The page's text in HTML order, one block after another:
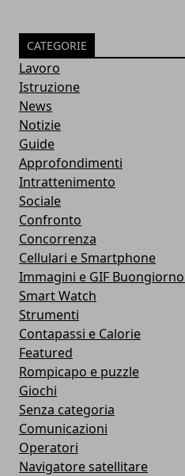
CATEGORIE
Lavoro
Istruzione
News
Notizie
Guide
Approfondimenti
Intrattenimento
Sociale
Confronto
Concorrenza
Cellulari e Smartphone
Immagini e GIF
Smart Watch
Strumenti
Contapassi e Calorie
Featured
Rompicapo e puzzle
Giochi
Senza categoria
Comunicazioni
Operatori
Navigatore satellitare